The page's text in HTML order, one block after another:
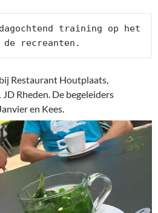
training op het
de recreanten.
Restaurant Houtplaats,
Rheden. De begeleiders
en Kees.